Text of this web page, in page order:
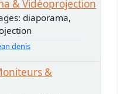
& Vidéoprojection
diaporama,
denis
&